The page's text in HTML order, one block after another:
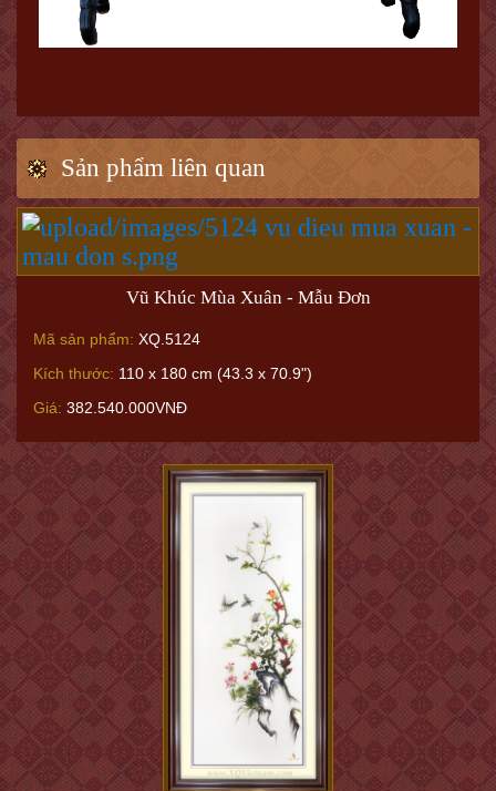
Sản phẩm liên quan
Vũ Khúc Mùa Xuân - Mẫu Đơn
Mã sản phẩm: XQ.5124
Kích thước: 110 x 180 cm (43.3 x 70.9")
Giá: 382.540.000VNĐ